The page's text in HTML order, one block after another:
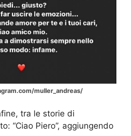
muller_andreas/
tra le storie di
“Ciao Piero”, aggiungendo